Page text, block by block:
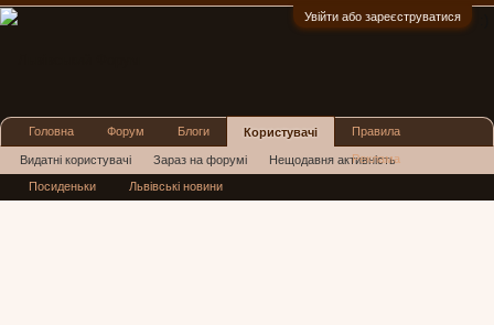
Увійти або зареєструватися
Головна Форум Блоги Користувачі
Видатні користувачі Зараз на форумі Нещодавня активність
Нові повідомлення профілю
Правила
Реклама
Посиденьки Львівські новини